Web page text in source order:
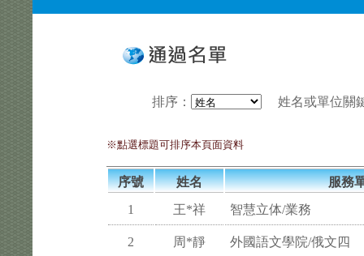
排序： 姓名或單位關
※點選標題可排序本頁面資料
序號 姓名
服務
1
王*祥 智慧立体/業務
2 周*靜 外國語文學院/俄文四